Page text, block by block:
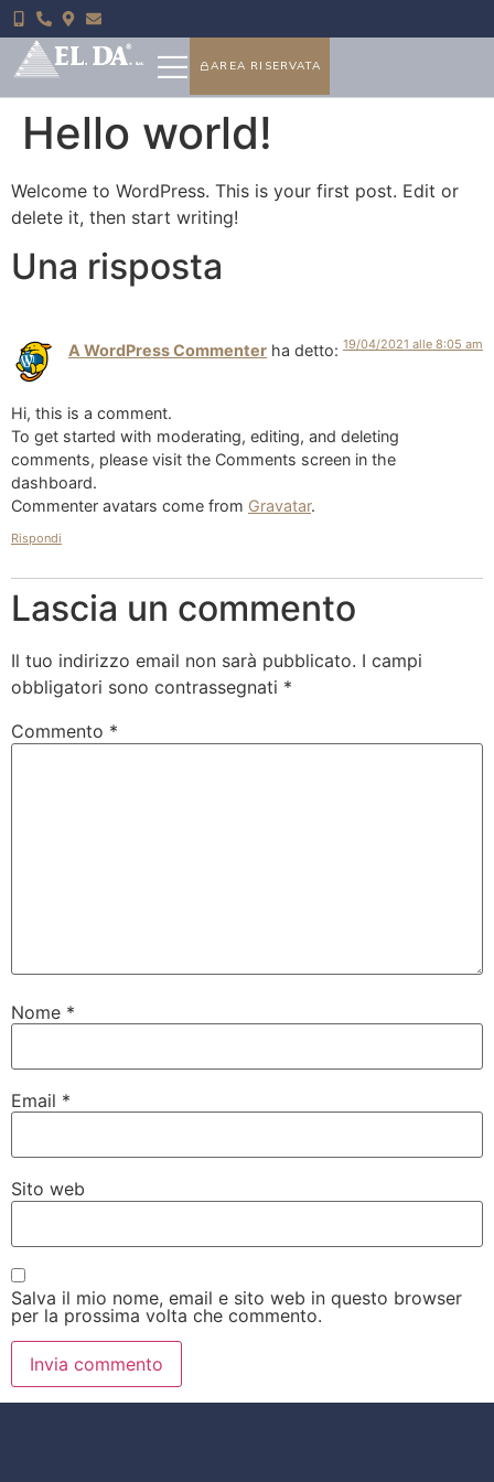
AREA RISERVATA
Hello world!
Welcome to WordPress. This is your first post. Edit or
delete it, then start writing!
Una risposta
A WordPress Commenter ha detto: 19/04/2021 alle 8:05 am
Hi, this is a comment.
To get started with moderating, editing, and deleting
comments, please visit the Comments screen in the
dashboard.
Commenter avatars come from Gravatar.
Rispondi
Lascia un commento
Il tuo indirizzo email non sarà pubblicato. I campi
obbligatori sono contrassegnati *
Commento *
Nome *
Email *
Sito web
Salva il mio nome, email e sito web in questo browser
per la prossima volta che commento.